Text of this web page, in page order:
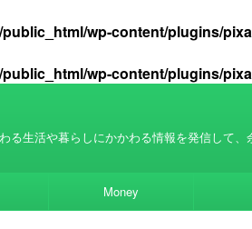
wp-content/plugins/
wp-content/plugins/
る生活や暮らしにかかわる情報を発信して
Money